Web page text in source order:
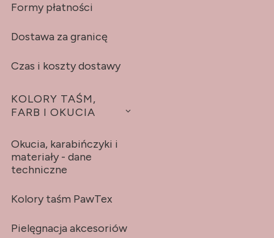
Formy płatności
Dostawa za granicę
Czas i koszty dostawy
KOLORY TAŚM,
FARB I OKUCIA
Okucia, karabińczyki i
materiały - dane
techniczne
Kolory taśm PawTex
Pielęgnacja akcesoriów